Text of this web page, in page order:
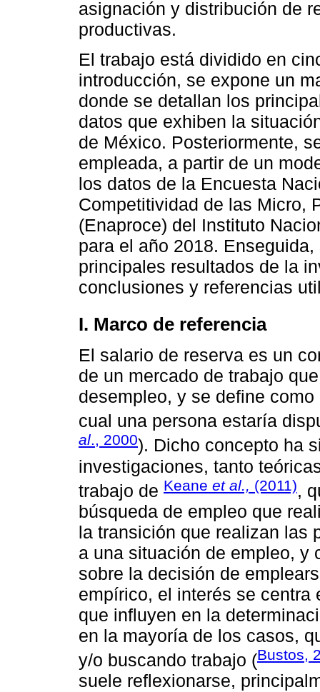
asignación y distribución de
productivas.
El trabajo está dividido en
introducción, se expone un
donde se detallan los
datos que exhiben la
de México. Posteriormente,
empleada, a partir de un
los datos de la Encuesta
Competitividad de las Micro,
(Enaproce) del Instituto
para el año 2018.
principales resultados de la
conclusiones y referencias
I. Marco de referencia
El salario de reserva es un
de un mercado de trabajo
desempleo, y se define
cual una persona estaría
al., 2000). Dicho concepto ha
investigaciones, tanto
trabajo de Keane et al., (2011),
búsqueda de empleo que
la transición que realizan las
a una situación de empleo, y
sobre la decisión de
empírico, el interés se centra
que influyen en la
en la mayoría de los casos,
y/o buscando trabajo (Bustos,
suele reflexionarse,